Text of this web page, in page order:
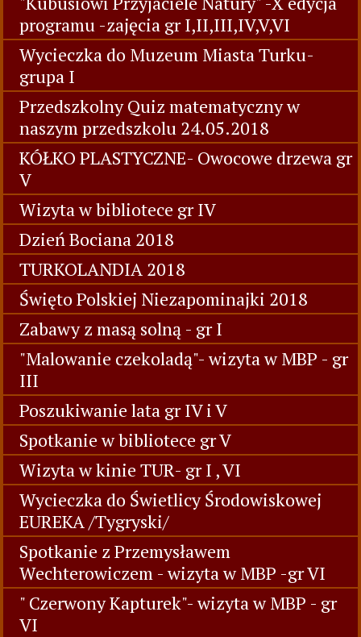
programu -zajęcia gr I,II,III,IV,V,VI
Wycieczka do Muzeum Miasta Turku-
grupa I
Przedszkolny Quiz matematyczny w
naszym przedszkolu 24.05.2018
KÓŁKO PLASTYCZNE- Owocowe drzewa gr
V
Wizyta w bibliotece gr IV
Dzień Bociana 2018
TURKOLANDIA 2018
Święto Polskiej Niezapominajki 2018
Zabawy z masą solną - gr I
"Malowanie czekoladą"- wizyta w MBP - gr
III
Poszukiwanie lata gr IV i V
Spotkanie w bibliotece gr V
Wizyta w kinie TUR- gr I , VI
Wycieczka do Świetlicy Środowiskowej
EUREKA /Tygryski/
Spotkanie z Przemysławem
Wechterowiczem - wizyta w MBP -gr VI
" Czerwony Kapturek"- wizyta w MBP - gr
VI